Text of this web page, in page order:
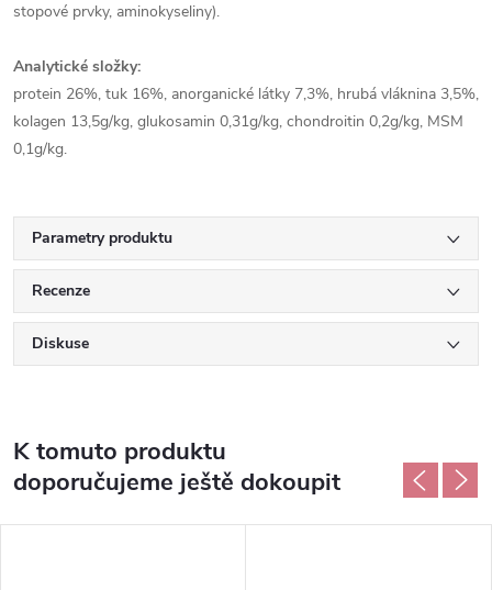
stopové prvky, aminokyseliny).
Analytické složky:
protein 26%, tuk 16%, anorganické látky 7,3%, hrubá vláknina 3,5%,
kolagen 13,5g/kg, glukosamin 0,31g/kg, chondroitin 0,2g/kg, MSM
0,1g/kg.
Parametry produktu
Recenze
Diskuse
K tomuto produktu
doporučujeme ještě dokoupit